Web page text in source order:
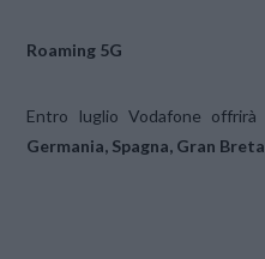
Roaming 5G
Entro luglio Vodafone offrirà
Germania, Spagna, Gran